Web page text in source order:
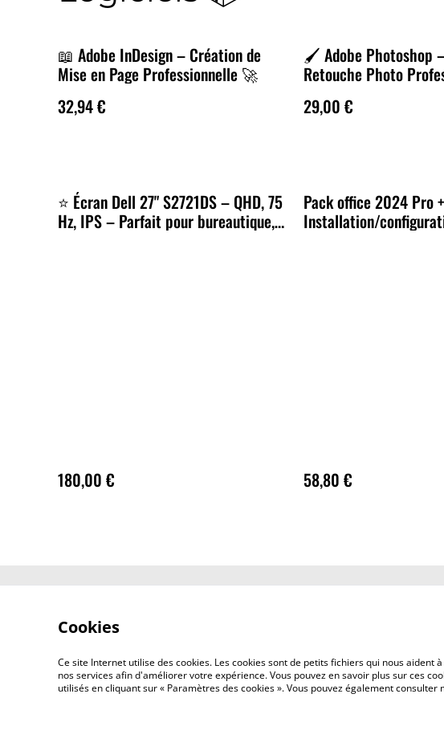
📖 Adobe InDesign – Création de
Mise en Page Professionnelle 🚀
32,94 €
🖌️ Adobe Photoshop
Retouche Photo
29,00 €
⭐ Écran Dell 27" S2721DS – QHD, 75
Hz, IPS – Parfait pour bureautique,
180,00 €
Pack office 2024 Pro +
Installation/
58,80 €
Cookies
Ce site Internet utilise des cookies. Les cookies sont de petits fichiers qui nous aident
nos services afin d'améliorer votre expérience. Vous pouvez en savoir plus sur ces
utilisés en cliquant sur « Paramètres des cookies ». Vous pouvez également consulter